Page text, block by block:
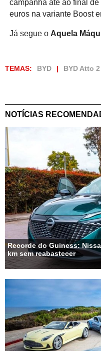
campanha até ao final
euros na variante Boost
Já segue o Aquela
TEMAS: BYD BYD Atto 2
NOTÍCIAS
Recorde do Guiness:
km sem reabastecer